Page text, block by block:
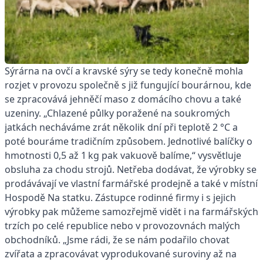
Sýrárna na ovčí a kravské sýry se tedy konečně mohla
rozjet v provozu společně s již fungující bourárnou, kde
se zpracovává jehněčí maso z domácího chovu a také
uzeniny. „Chlazené půlky poražené na soukromých
jatkách necháváme zrát několik dní při teplotě 2 °C a
poté bouráme tradičním způsobem. Jednotlivé balíčky o
hmotnosti 0,5 až 1 kg pak vakuově balíme,“ vysvětluje
obsluha za chodu strojů. Netřeba dodávat, že výrobky se
prodávávají ve vlastní farmářské prodejně a také v místní
Hospodě Na statku. Zástupce rodinné firmy i s jejich
výrobky pak můžeme samozřejmě vidět i na farmářských
trzích po celé republice nebo v provozovnách malých
obchodníků. „Jsme rádi, že se nám podařilo chovat
zvířata a zpracovávat vyprodukované suroviny až na